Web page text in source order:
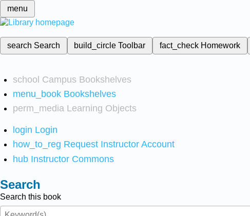
menu
search Search build_circleToolbar fact_check Homework
school Campus Bookshelves
menu_book Bookshelves
perm_media Learning Objects
login Login
how_to_reg Request Instructor Account
hub Instructor Commons
Search
Search this book